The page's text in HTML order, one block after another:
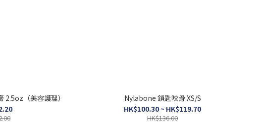
（美容護理）
Nylabone 鎖匙咬骨 XS/S
HK$100.30 ~ HK$119.70
HK$136.00